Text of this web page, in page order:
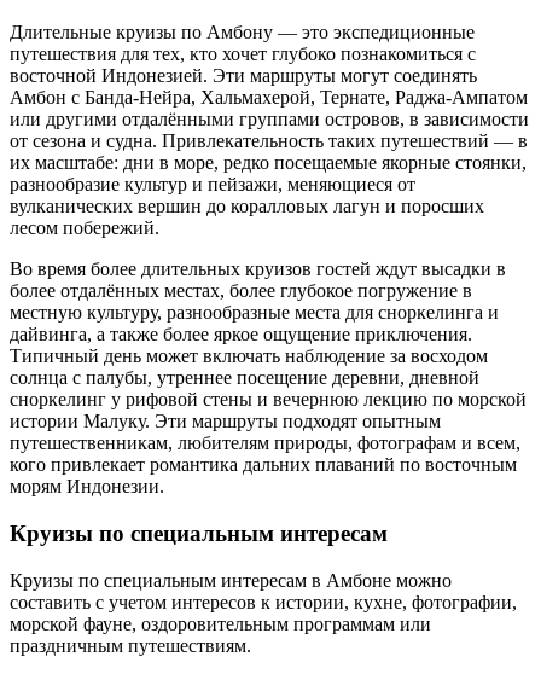
Длительные круизы по Амбону — это экспедиционные
путешествия для тех, кто хочет глубоко познакомиться с
восточной Индонезией. Эти маршруты могут соединять
Амбон с Банда-Нейра, Хальмахерой, Тернате, Раджа-Ампатом
или другими отдалёнными группами островов, в зависимости
от сезона и судна. Привлекательность таких путешествий — в
их масштабе: дни в море, редко посещаемые якорные стоянки,
разнообразие культур и пейзажи, меняющиеся от
вулканических вершин до коралловых лагун и поросших
лесом побережий.
Во время более длительных круизов гостей ждут высадки в
более отдалённых местах, более глубокое погружение в
местную культуру, разнообразные места для сноркелинга и
дайвинга, а также более яркое ощущение приключения.
Типичный день может включать наблюдение за восходом
солнца с палубы, утреннее посещение деревни, дневной
сноркелинг у рифовой стены и вечернюю лекцию по морской
истории Малуку. Эти маршруты подходят опытным
путешественникам, любителям природы, фотографам и всем,
кого привлекает романтика дальних плаваний по восточным
морям Индонезии.
Круизы по специальным интересам
Круизы по специальным интересам в Амбоне можно
составить с учетом интересов к истории, кухне, фотографии,
морской фауне, оздоровительным программам или
праздничным путешествиям.